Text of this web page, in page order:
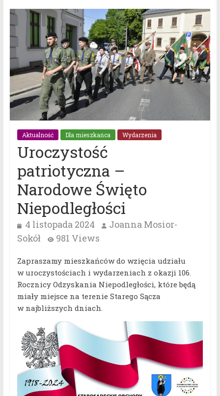
Aktualność Dla mieszkańca Wydarzenia
Uroczystość
patriotyczna –
Narodowe Święto
Niepodległości
4 listopada 2024
Joanna Mosior-
Sokół
981 Views
Zapraszamy mieszkańców do wzięcia udziału
w uroczystościach i wydarzeniach z okazji 106.
Rocznicy Odzyskania Niepodległości, które będą
miały miejsce na terenie Starego Sącza
w najbliższych dniach.